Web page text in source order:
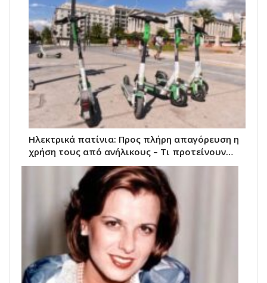
Ηλεκτρικά πατίνια: Προς πλήρη απαγόρευση η
χρήση τους από ανήλικους – Τι προτείνουν…